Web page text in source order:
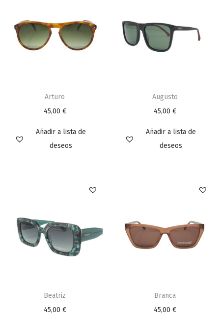
Arturo
45,00 €
Añadir a lista de
deseos
Augusto
45,00 €
Añadir a lista de
deseos
Beatriz
45,00 €
Branca
45,00 €